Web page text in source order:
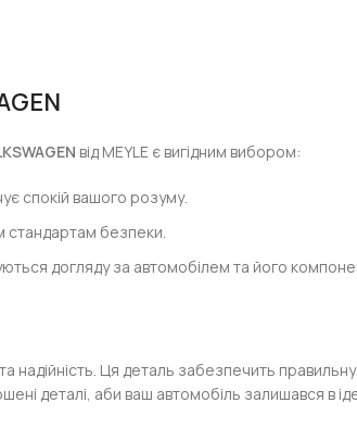
від MEYLE є вигідним вибором:
спокій вашого розуму.
стандартам безпеки.
догляду за автомобілем та його
та надійність. Ця деталь забезпечить
деталі, аби ваш автомобіль залишався в